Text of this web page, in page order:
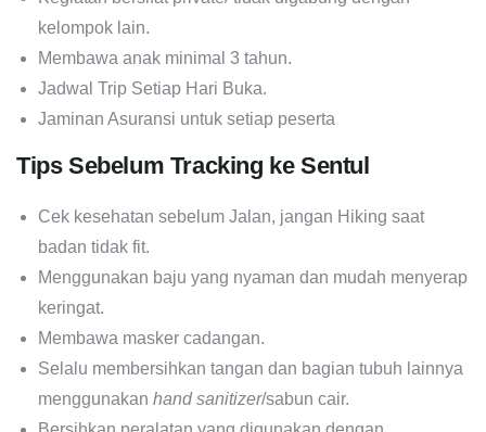
kelompok lain.
Membawa anak minimal 3 tahun.
Jadwal Trip Setiap Hari Buka.
Jaminan Asuransi untuk setiap peserta
Tips Sebelum Tracking ke Sentul
Cek kesehatan sebelum Jalan, jangan Hiking saat
badan tidak fit.
Menggunakan baju yang nyaman dan mudah menyerap
keringat.
Membawa masker cadangan.
Selalu membersihkan tangan dan bagian tubuh lainnya
menggunakan hand sanitizer/sabun cair.